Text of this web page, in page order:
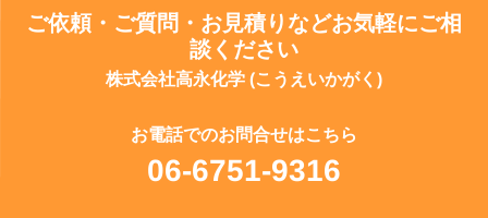
ご依頼・ご質問・お見積りなどお気軽にご相
談ください
株式会社高永化学 (こうえいかがく)
お電話でのお問合せはこちら
06-6751-9316